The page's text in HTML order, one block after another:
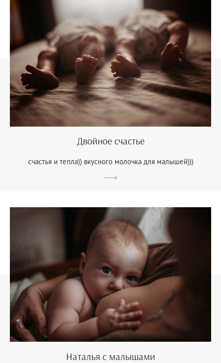
Двойное счастье
счастья и тепла)) вкусного молочка для малышей)))
Наталья с малышами